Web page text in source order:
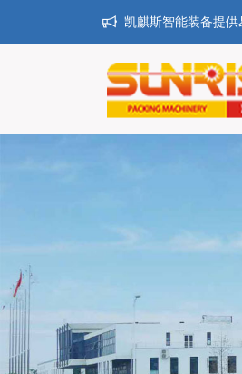
凯麒斯智能装备提